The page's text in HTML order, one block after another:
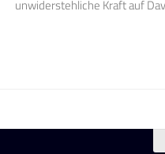
unwiderstehliche Kraft auf